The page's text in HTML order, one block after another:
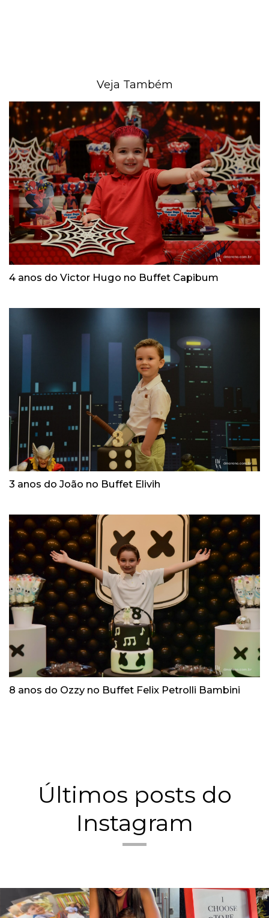
Veja Também
4 anos do Victor Hugo no Buffet Capibum
3 anos do João no Buffet Elivih
8 anos do Ozzy no Buffet Felix Petrolli Bambini
Últimos posts do
Instagram